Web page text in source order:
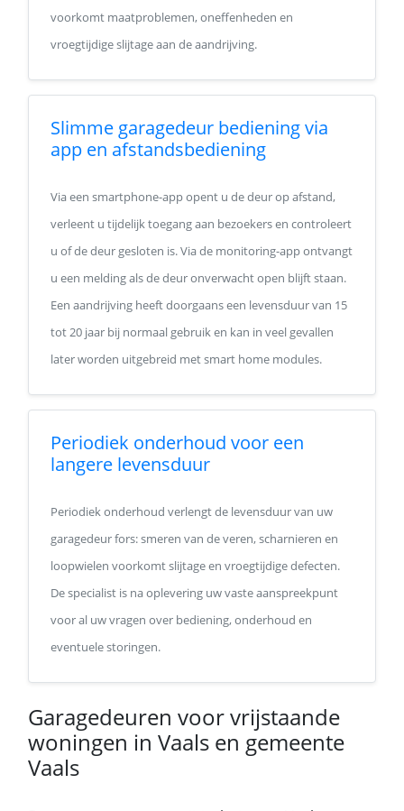
voorkomt maatproblemen, oneffenheden en
vroegtijdige slijtage aan de aandrijving.
Slimme garagedeur bediening via
app en afstandsbediening
Via een smartphone-app opent u de deur op afstand,
verleent u tijdelijk toegang aan bezoekers en controleert
u of de deur gesloten is. Via de monitoring-app ontvangt
u een melding als de deur onverwacht open blijft staan.
Een aandrijving heeft doorgaans een levensduur van 15
tot 20 jaar bij normaal gebruik en kan in veel gevallen
later worden uitgebreid met smart home modules.
Periodiek onderhoud voor een
langere levensduur
Periodiek onderhoud verlengt de levensduur van uw
garagedeur fors: smeren van de veren, scharnieren en
loopwielen voorkomt slijtage en vroegtijdige defecten.
De specialist is na oplevering uw vaste aanspreekpunt
voor al uw vragen over bediening, onderhoud en
eventuele storingen.
Garagedeuren voor vrijstaande
woningen in Vaals en gemeente
Vaals